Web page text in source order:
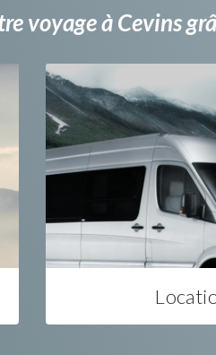
voyage à Cevins